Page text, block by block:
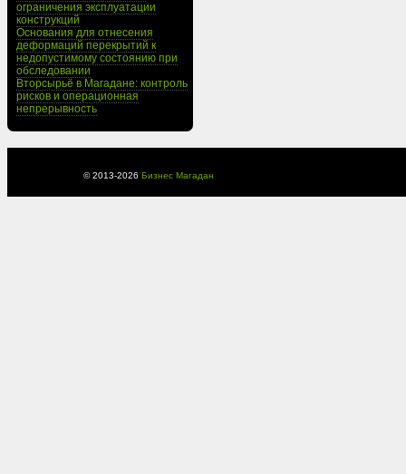
ограничения эксплуатации
конструкций
Основания для отнесения
деформаций перекрытий к
недопустимому состоянию при
обследовании
Вторсырьё в Магадане: контроль
рисков и операционная
непрерывность
© 2013-2026 Бизнес Магадан